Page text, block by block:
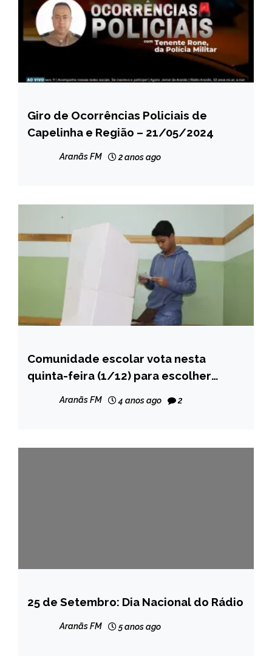
CAPELINHA
MINAS
Giro de Ocorrências Policiais de
Capelinha e Região – 21/05/2024
Aranãs FM 2 anos ago
CAPELINHA
MINAS
Comunidade escolar vota nesta
quinta-feira (1/12) para escolher
Aranãs FM 4 anos ago 2
BRASIL
CAPELINHA
25 de Setembro: Dia Nacional do Rádio
Aranãs FM 5 anos ago